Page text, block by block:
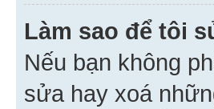
Làm sao để tôi
Nếu bạn không
sửa hay xoá